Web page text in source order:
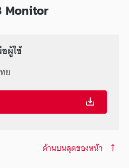
Monitor
ผู้ใช้
ย
ด้านบนสุดของหน้า